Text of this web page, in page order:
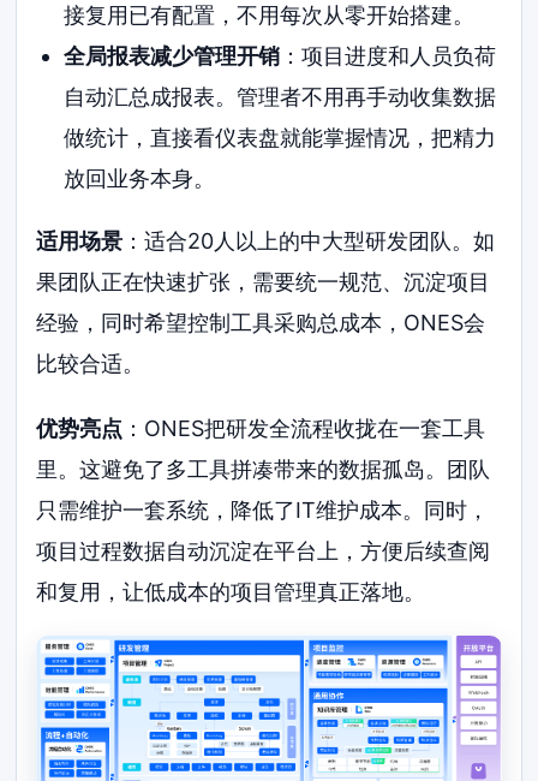
接复用已有配置，不用每次从零开始搭建。
全局报表减少管理开销：项目进度和人员负荷
自动汇总成报表。管理者不用再手动收集数据
做统计，直接看仪表盘就能掌握情况，把精力
放回业务本身。
适用场景 ：适合20人以上的中大型研发团队。如
果团队正在快速扩张，需要统一规范、沉淀项目
经验，同时希望控制工具采购总成本，ONES会
比较合适。
优势亮点 ：ONES把研发全流程收拢在一套工具
里。这避免了多工具拼凑带来的数据孤岛。团队
只需维护一套系统，降低了IT维护成本。同时，
项目过程数据自动沉淀在平台上，方便后续查阅
和复用，让低成本的项目管理真正落地。